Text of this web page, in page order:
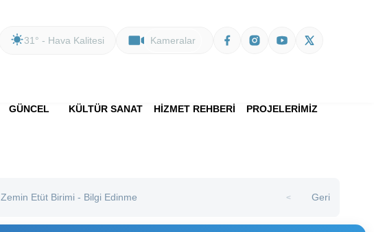
31° - Hava Kalitesi Kameralar
GÜNCEL KÜLTÜR SANAT HİZMET REHBERİ PROJELERİMİZ
Zemin Etüt Birimi - Bilgi Edinme > Geri